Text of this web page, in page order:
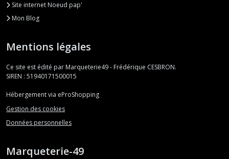
Site internet Noeud pap'
Mon Blog
Mentions légales
Ce site est édité par Marqueterie49 - Frédérique CESBRON.
SIREN : 51940171500015
Hébergement via eProShopping
Gestion des cookies
Données personnelles
Marqueterie-49